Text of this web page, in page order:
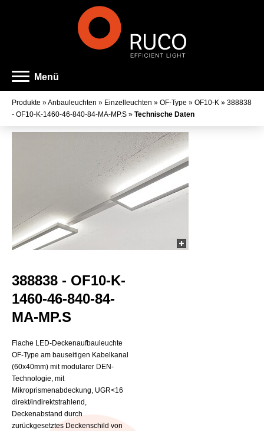
Menü
Produkte »Anbauleuchten » Einzelleuchten » OF-Type » OF10-K » 388838
- OF10-K-1460-46-840-84-MA-MP.S » Technische Daten
388838 - OF10-K-
1460-46-840-84-
MA-MP.S
Flache LED-Deckenaufbauleuchte
OF-Type am bauseitigen Kabelkanal
(60x40mm) mit modularer DEN-
Technologie, mit
Mikroprismenabdeckung, UGR<16
direkt/indirektstrahlend,
Deckenabstand durch
zurückgesetztes Deckenschild von